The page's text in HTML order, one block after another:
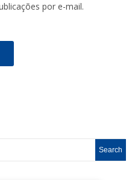
por e-mail.